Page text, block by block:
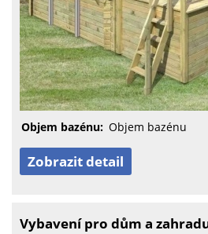
Objem bazénu: Objem bazénu
Zobrazit detail
Vybavení pro dům a